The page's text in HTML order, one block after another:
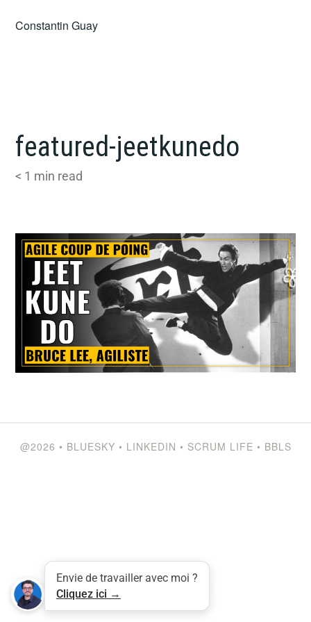
Constantin Guay
featured-jeetkunedo
< 1 min read
@2026 • BLUESKY • LINKEDIN • SCRUM LIFE • BBLS
Envie de travailler avec moi ?
Cliquez ici →
Share this selection
Tweet LinkedIn